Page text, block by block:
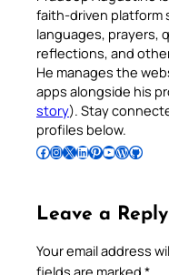
faith-driven platform
languages, prayers,
reflections, and
He manages the
apps alongside his
story). Stay
profiles below.
Follow Pradeep on Facebook Follow Pradeep on InstagramFollow Pradeep on X Follow Pradeep on LinkedIn Follow Pradeep on Pinterest Subscribe to Pradeep’s Youtube Channel Follow Pradeep on WordPress Follow Pradeep on GitHub
Leave a Reply
Your email address
fields are marked *